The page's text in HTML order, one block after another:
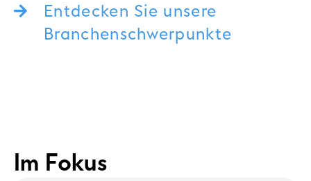
Entdecken Sie unsere
Branchenschwerpunkte
Im Fokus